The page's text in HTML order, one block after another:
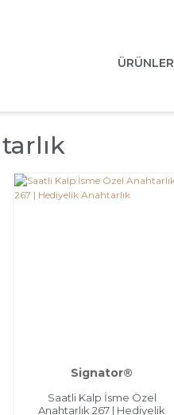
ÜRÜNLER
Signator®
Saatli Kalp İsme Özel
Anahtarlık 267 | Hediyelik